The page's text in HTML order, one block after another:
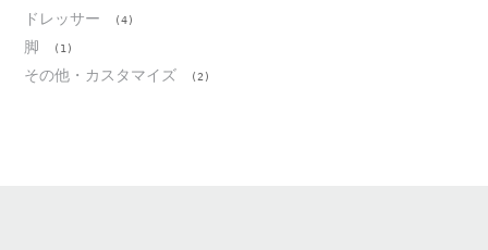
ドレッサー (4)
脚 (1)
その他・カスタマイズ (2)